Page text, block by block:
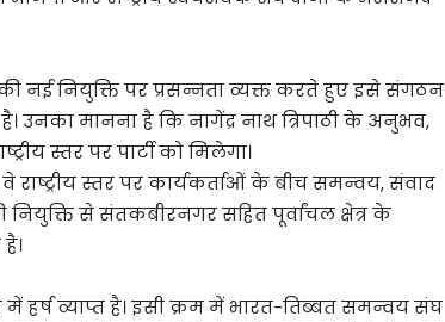
नई नियुक्ति पर प्रसन्नता व्यक्त करते हुए इसे संगठन
उनका मानना है कि नागेंद्र नाथ त्रिपाठी के अनुभव,
स्तर पर पार्टी को मिलेगा।
राष्ट्रीय स्तर पर कार्यकर्ताओं के बीच समन्वय, संवाद
से संतकबीरनगर सहित पूर्वांचल क्षेत्र के
में हर्ष व्याप्त है। इसी क्रम में भारत-तिब्बत समन्वय संघ